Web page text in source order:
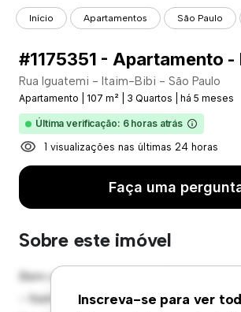
Início Apartamentos São Paulo
Rua Iguatemi - Itaim-Bibi - São Paulo
Apartamento 107 m² 3 Quartos há 5 meses
Última verificação: 6 horas atrás
1 visualizações nas últimas 24 horas
Faça uma
Sobre este imóvel
Inscreva-se para ver
Bem-vindo ao seu novo refúgio urbano
- Itaim-Bibi - São Paulo! Este moderno